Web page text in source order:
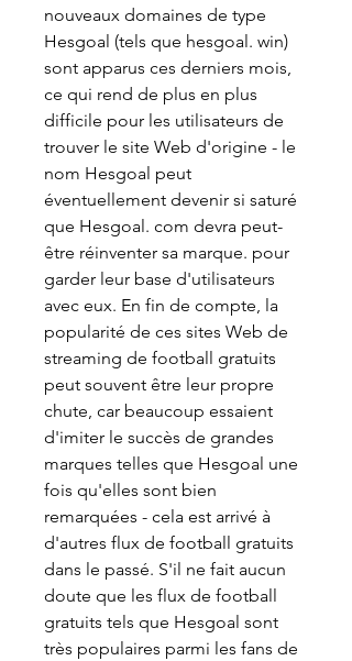
nouveaux domaines de type
Hesgoal (tels que hesgoal. win)
sont apparus ces derniers mois,
ce qui rend de plus en plus
difficile pour les utilisateurs de
trouver le site Web d'origine - le
nom Hesgoal peut
éventuellement devenir si saturé
que Hesgoal. com devra peut-
être réinventer sa marque. pour
garder leur base d'utilisateurs
avec eux. En fin de compte, la
popularité de ces sites Web de
streaming de football gratuits
peut souvent être leur propre
chute, car beaucoup essaient
d'imiter le succès de grandes
marques telles que Hesgoal une
fois qu'elles sont bien
remarquées - cela est arrivé à
d'autres flux de football gratuits
dans le passé. S'il ne fait aucun
doute que les flux de football
gratuits tels que Hesgoal sont
très populaires parmi les fans de